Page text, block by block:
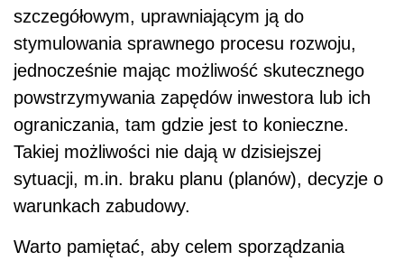
szczegółowym, uprawniającym ją do
stymulowania sprawnego procesu rozwoju,
jednocześnie mając możliwość skutecznego
powstrzymywania zapędów inwestora lub ich
ograniczania, tam gdzie jest to konieczne.
Takiej możliwości nie dają w dzisiejszej
sytuacji, m.in. braku planu (planów), decyzje o
warunkach zabudowy.
Warto pamiętać, aby celem sporządzania